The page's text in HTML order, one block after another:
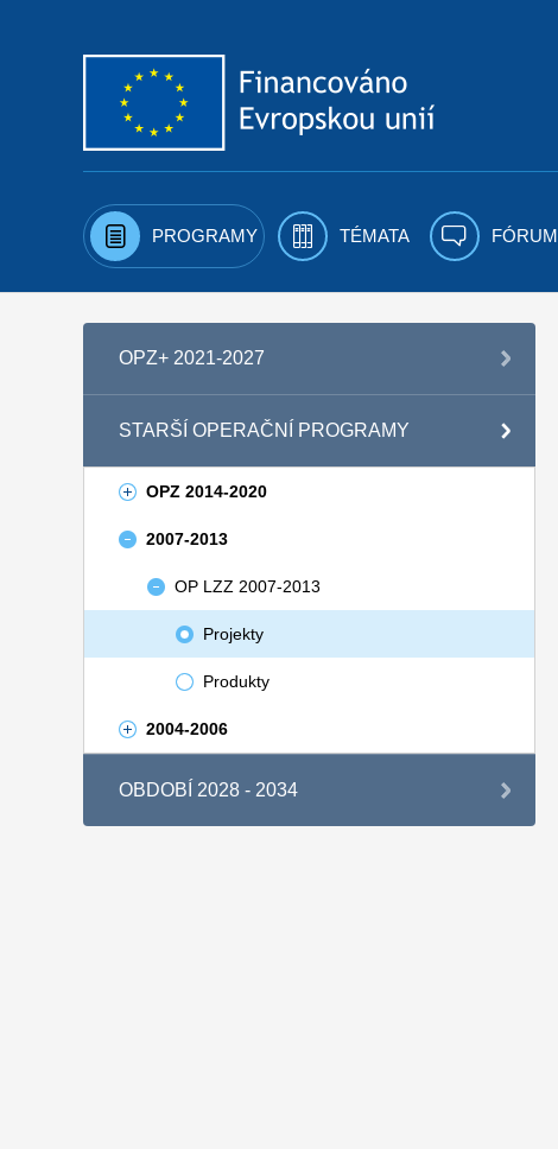
PROGRAMY TÉMATA FÓRUM
OPZ+ 2021-2027
STARŠÍ OPERAČNÍ PROGRAMY
OPZ 2014-2020
2007-2013
OP LZZ 2007-2013
Projekty
Produkty
2004-2006
OBDOBÍ 2028 - 2034